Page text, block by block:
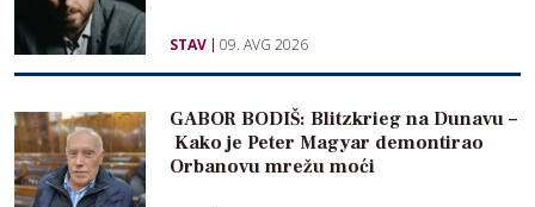
STAV 09. AVG 2026
GABOR BODIŠ: Blitzkrieg na Dunavu –
Kako je Peter Magyar demontirao
Orbanovu mrežu moći